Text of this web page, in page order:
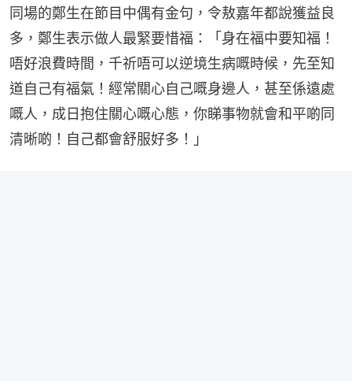
同場的鄭生在節目中偶有金句，令敖嘉年都說獲益良
多，鄭生表示做人最緊要惜福：「身在福中要知福！
唔好浪費時間，千祈唔可以逆境生病嘅時候，先至知
道自己有福氣！經常關心自己嘅身邊人，甚至係遠處
嘅人，成日抱住關心嘅心態，你睇事物就會和平啲同
清晰啲！自己都會舒服好多！」